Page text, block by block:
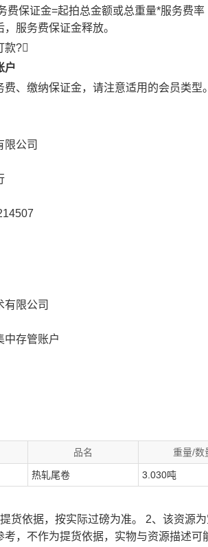
费保证金=起拍总金额或总重量*服务费率
服务费保证金释放。
款?
户
费、缴纳保证金，请注意适用的会员类型
限公司
有限公司
中存管账户
品名 重量/数
热轧尾卷 3.030吨
货依据，按实际过磅为准。 2、该资源
考，不作为提货依据，实物与资源描述